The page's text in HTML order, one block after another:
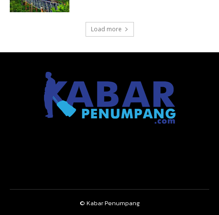
Load more
© Kabar Penumpang